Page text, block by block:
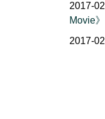
2017-
Movie
2017-